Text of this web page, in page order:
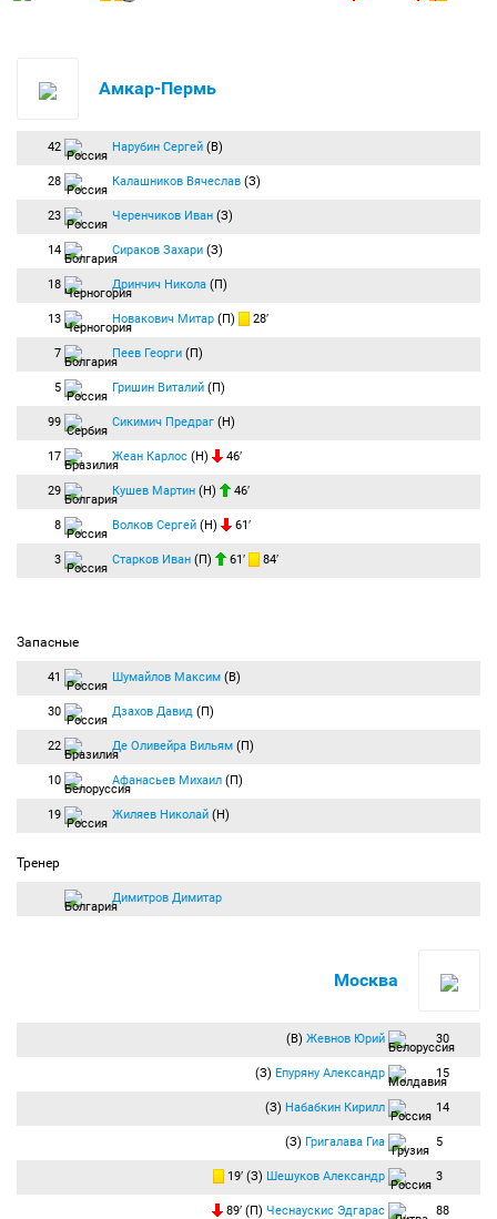
Амкар-Пермь
42 Нарубин Сергей (В)
28 Калашников Вячеслав (З)
23 Черенчиков Иван (З)
14 Сираков Захари (З)
18 Дринчич Никола (П)
13 Новакович Митар (П) 28′
7 Пеев Георги (П)
5 Гришин Виталий (П)
99 Сикимич Предраг (Н)
17 Жеан Карлос (Н) 46′
29 Кушев Мартин (Н) 46′
8 Волков Сергей (Н) 61′
3 Старков Иван (П) 61′ 84′
Запасные
41 Шумайлов Максим (В)
30 Дзахов Давид (П)
22 Де Оливейра Вильям (П)
10 Афанасьев Михаил (П)
19 Жиляев Николай (Н)
Тренер
Димитров Димитар
Москва
(В) Жевнов Юрий 30
(З) Епуряну Александр 15
(З) Набабкин Кирилл 14
(З) Григалава Гиа 5
19′ (З) Шешуков Александр 3
89′ (П) Чеснаускис Эдгарас 88